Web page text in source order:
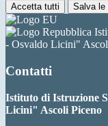
Accetta tutti Salva le
- Osvaldo Licini"
Contatti
Istituto di Istruzione
Licini" Ascoli Piceno